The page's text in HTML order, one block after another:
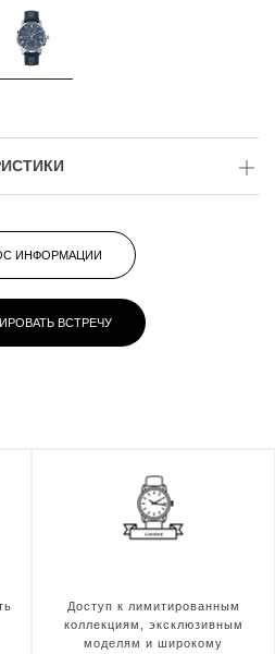
ИНФОРМАЦИИ
ВСТРЕЧУ
Доступ к лимитированным
коллекциям, эксклюзивным
моделям и широкому